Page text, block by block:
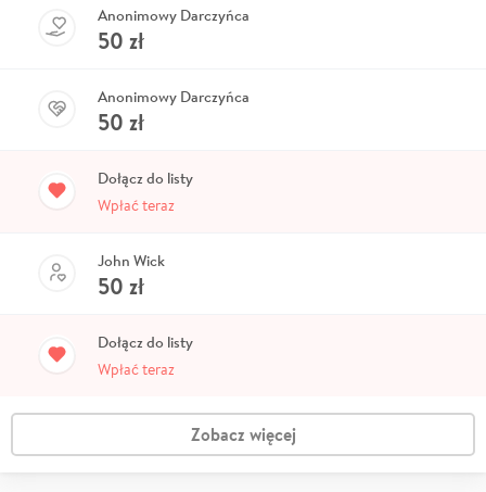
Anonimowy Darczyńca
50 zł
Anonimowy Darczyńca
50 zł
Dołącz do listy
Wpłać teraz
John Wick
50 zł
Dołącz do listy
Wpłać teraz
Zobacz więcej